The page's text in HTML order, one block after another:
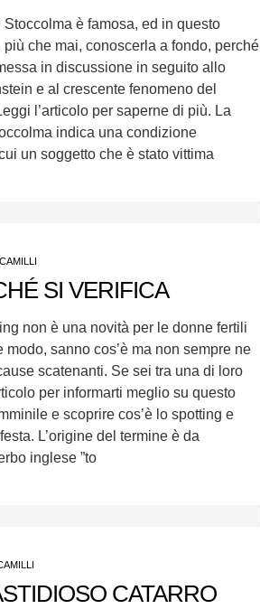
Stoccolma è famosa, ed in questo
più che mai, conoscerla a fondo, perché
in discussione in seguito allo
e al crescente fenomeno del
l’articolo per saperne di più. La
indica una condizione
un soggetto che è stato vittima
SI VERIFICA
non è una novità per le donne fertili
modo, sanno cos’è ma non sempre ne
scatenanti. Se sei tra una di loro
per informarti meglio su questo
e scoprire cos’è lo spotting e
L’origine del termine è da
inglese ”to
CATARRO